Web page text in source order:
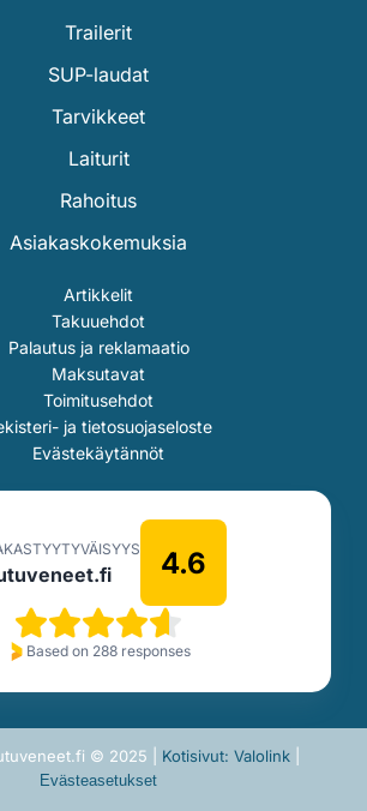
Trailerit
SUP-laudat
Tarvikkeet
Laiturit
Rahoitus
Asiakaskokemuksia
Artikkelit
Takuuehdot
Palautus ja reklamaatio
Maksutavat
Toimitusehdot
ja tietosuojaseloste
Evästekäytännöt
4.6
Based on 288 responses
© 2025 | Kotisivut: Valolink|
Evästeasetukset